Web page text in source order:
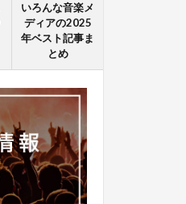
いろんな音楽メ
ディアの2025
年ベスト記事ま
とめ